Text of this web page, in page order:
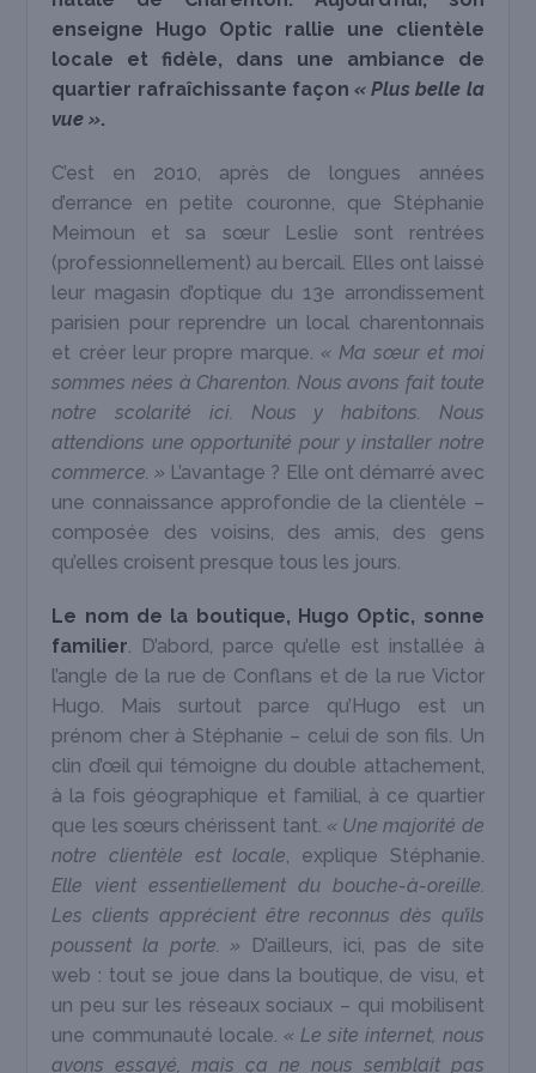
enseigne Hugo Optic rallie une clientèle
locale et fidèle, dans une ambiance de
quartier rafraîchissante façon « Plus belle la
vue ».
C’est en 2010, après de longues années
d’errance en petite couronne, que Stéphanie
Meimoun et sa sœur Leslie sont rentrées
(professionnellement) au bercail. Elles ont laissé
leur magasin d’optique du 13e arrondissement
parisien pour reprendre un local charentonnais
et créer leur propre marque. « Ma sœur et moi
sommes nées à Charenton. Nous avons fait toute
notre scolarité ici. Nous y habitons. Nous
attendions une opportunité pour y installer notre
commerce. » L’avantage ? Elle ont démarré avec
une connaissance approfondie de la clientèle –
composée des voisins, des amis, des gens
qu’elles croisent presque tous les jours.
Le nom de la boutique, Hugo Optic, sonne
familier. D’abord, parce qu’elle est installée à
l’angle de la rue de Conflans et de la rue Victor
Hugo. Mais surtout parce qu’Hugo est un
prénom cher à Stéphanie – celui de son fils. Un
clin d’œil qui témoigne du double attachement,
à la fois géographique et familial, à ce quartier
que les sœurs chérissent tant. « Une majorité de
notre clientèle est locale, explique Stéphanie.
Elle vient essentiellement du bouche-à-oreille.
Les clients apprécient être reconnus dès qu’ils
poussent la porte. » D’ailleurs, ici, pas de site
web : tout se joue dans la boutique, de visu, et
un peu sur les réseaux sociaux – qui mobilisent
une communauté locale. « Le site internet, nous
avons essayé, mais ça ne nous semblait pas